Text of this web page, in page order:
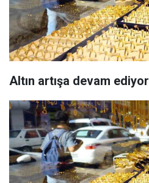
Altın artışa devam ediyor